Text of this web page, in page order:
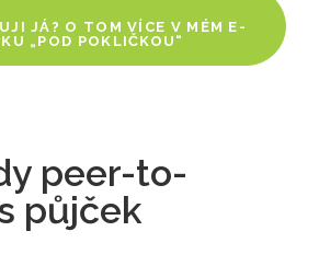
JÁ? O TOM VÍCE V MÉM E-
„POD POKLIČKOU“
peer-to-
půjček